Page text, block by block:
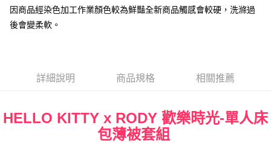
因商品經染色加工作業顏色較為鮮豔全新商品觸感會較硬，洗滌過
後會變柔軟。
詳細說明 商品規格 相關推薦
HELLO KITTY x RODY 歡樂時光-單人床
包薄被套組